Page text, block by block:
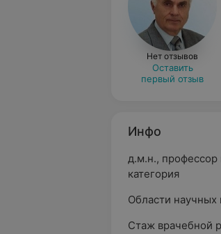
Нет отзывов
Оставить
первый отзыв
Инфо
д.м.н., профессор
категория
Области научных
Стаж врачебной